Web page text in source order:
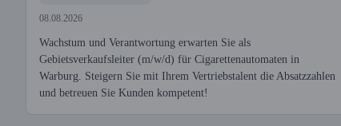
08.08.2026
Wachstum und Verantwortung erwarten Sie als
Gebietsverkaufsleiter (m/w/d) für Cigarettenautomaten in
Warburg. Steigern Sie mit Ihrem Vertriebstalent die Absatzzahlen
und betreuen Sie Kunden kompetent!